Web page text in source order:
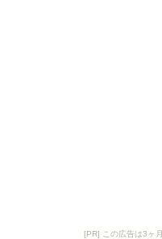
[PR] この広告は3ヶ